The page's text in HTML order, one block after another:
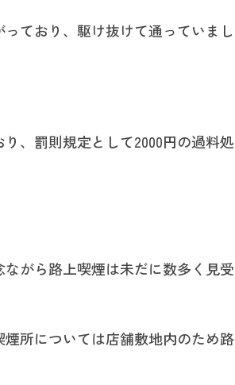
ており、駆け抜けて通っていまし
、罰則規定として2000円の過料処
がら路上喫煙は未だに数多く見受
所については店舗敷地内のため路